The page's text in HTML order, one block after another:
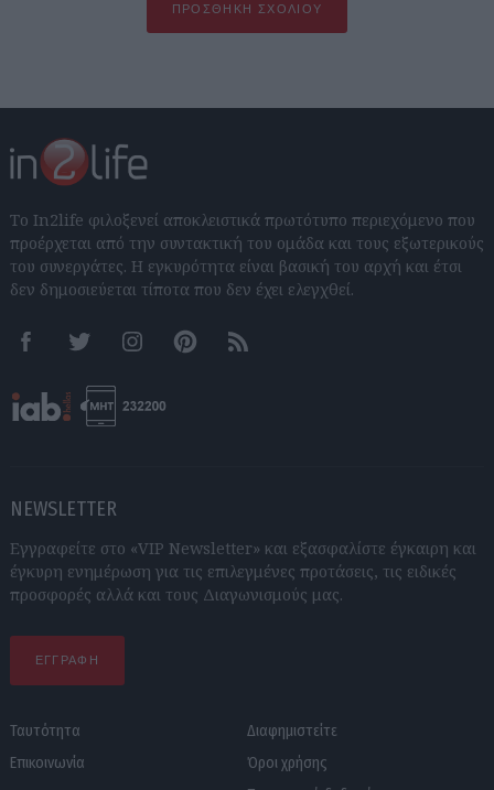
ΠΡΟΣΘΉΚΗ ΣΧΟΛΊΟΥ
Το In2life φιλοξενεί αποκλειστικά πρωτότυπο περιεχόμενο που
προέρχεται από την συντακτική του ομάδα και τους εξωτερικούς
του συνεργάτες. Η εγκυρότητα είναι βασική του αρχή και έτσι
δεν δημοσιεύεται τίποτα που δεν έχει ελεγχθεί.
FacebookTwitter InstagramPinterestRSS feeds
NEWSLETTER
Εγγραφείτε στο «VIP Newsletter» και εξασφαλίστε έγκαιρη και
έγκυρη ενημέρωση για τις επιλεγμένες προτάσεις, τις ειδικές
προσφορές αλλά και τους Διαγωνισμούς μας.
ΕΓΓΡΑΦΗ
Ταυτότητα
Επικοινωνία
Διαφημιστείτε
Όροι χρήσης